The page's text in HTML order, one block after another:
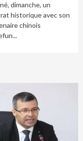
dimanche, un
historique avec son
chinois